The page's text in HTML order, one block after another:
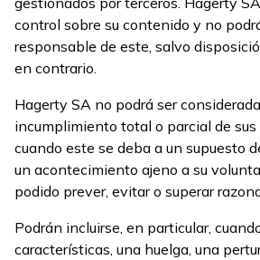
control sobre su contenido y no
responsable de este, salvo
en contrario.
Hagerty SA no podrá ser
incumplimiento total o parcial de
cuando este se deba a un supuesto
un acontecimiento ajeno a su
podido prever, evitar o superar
Podrán incluirse, en particular,
características, una huelga, una